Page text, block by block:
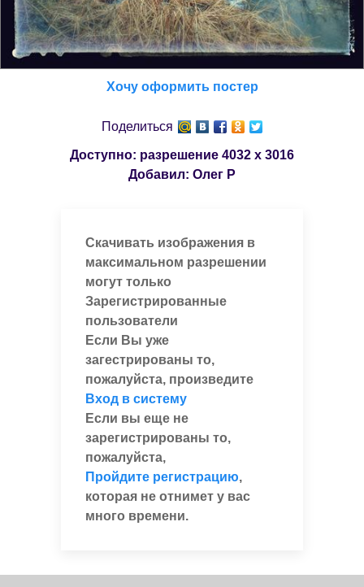
Хочу оформить постер
Поделиться
Доступно: разрешение 4032 x 3016
Добавил: Олег Р
Скачивать изображения в
максимальном разрешении
могут только
Зарегистрированные
пользователи
Если Вы уже
загестрированы то,
пожалуйста, произведите
Вход в систему
Если вы еще не
зарегистрированы то,
пожалуйста,
Пройдите регистрацию,
которая не отнимет у вас
много времени.